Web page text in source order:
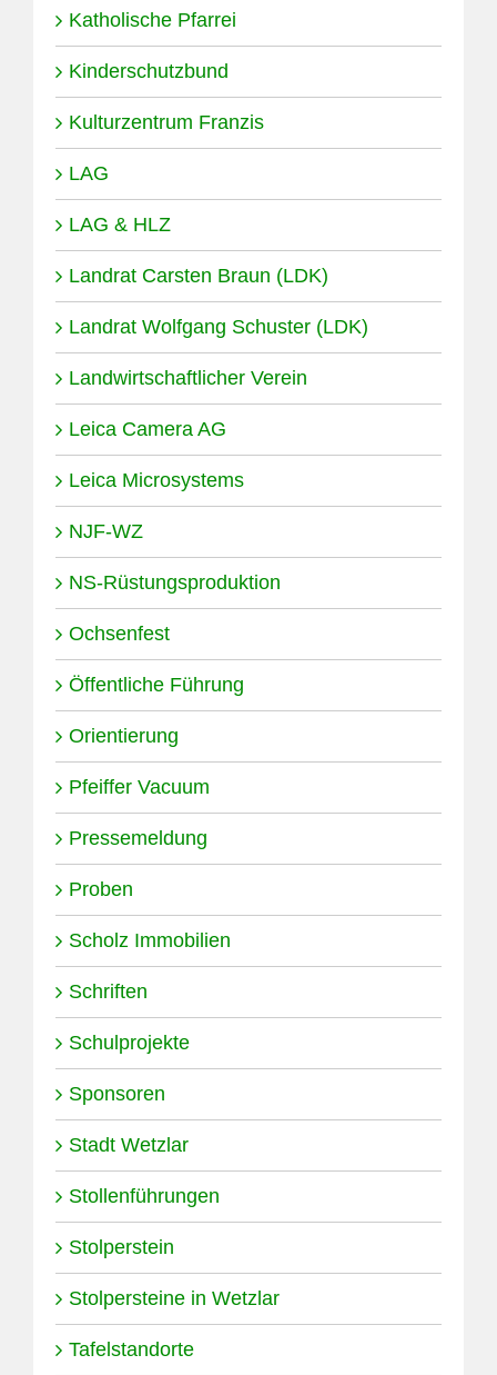
Katholische Pfarrei
Kinderschutzbund
Kulturzentrum Franzis
LAG
LAG & HLZ
Landrat Carsten Braun (LDK)
Landrat Wolfgang Schuster (LDK)
Landwirtschaftlicher Verein
Leica Camera AG
Leica Microsystems
NJF-WZ
NS-Rüstungsproduktion
Ochsenfest
Öffentliche Führung
Orientierung
Pfeiffer Vacuum
Pressemeldung
Proben
Scholz Immobilien
Schriften
Schulprojekte
Sponsoren
Stadt Wetzlar
Stollenführungen
Stolperstein
Stolpersteine in Wetzlar
Tafelstandorte